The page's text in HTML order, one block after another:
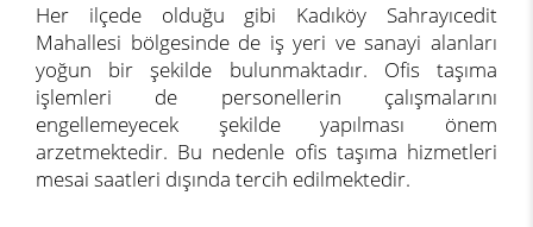
Her ilçede olduğu gibi Kadıköy Sahrayıcedit
Mahallesi bölgesinde de iş yeri ve sanayi alanları
yoğun bir şekilde bulunmaktadır. Ofis taşıma
işlemleri de personellerin çalışmalarını
engellemeyecek şekilde yapılması önem
arzetmektedir. Bu nedenle ofis taşıma hizmetleri
mesai saatleri dışında tercih edilmektedir.